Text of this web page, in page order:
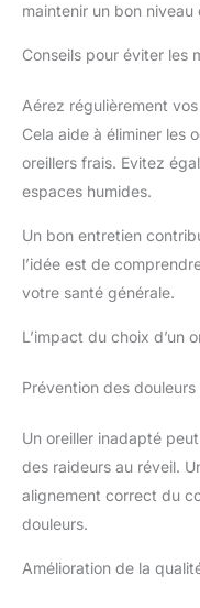
maintenir un bon
Conseils pour éviter les
Aérez régulièrement
Cela aide à éliminer les
oreillers frais. Evitez
espaces humides.
Un bon entretien
l’idée est de
votre santé générale.
L’impact du choix d’un
Prévention des
Un oreiller inadapté
des raideurs au réveil.
alignement correct du
douleurs.
Amélioration de la